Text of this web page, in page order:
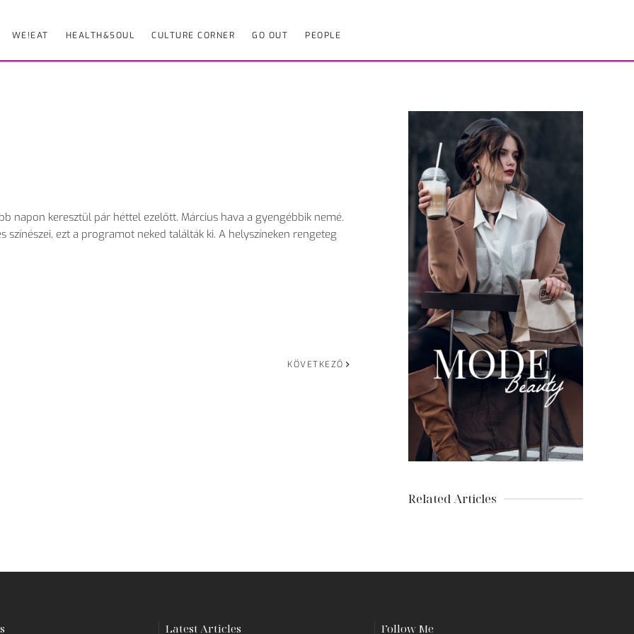
WE!EAT HEALTH&SOUL CULTURE CORNER GO OUT PEOPLE
napon keresztül pár héttel ezelőtt. Március hava a gyengébbik nemé.
színészei, ezt a programot neked találták ki. A helyszíneken rengeteg
KÖVETKEZŐ
Related Articles
Latest Articles Follow Me